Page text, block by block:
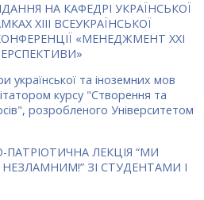
НА КАФЕДРІ УКРАЇНСЬКОЇ
ХIII ВСЕУКРАЇНСЬКОЇ
«МЕНЕДЖМЕНТ ХХІ
української та іноземних мов
курсу "Створення та
розробленого Університетом
ЛЕКЦІЯ “МИ
НЕЗЛАМНИМ!” ЗІ СТУДЕНТАМИ І